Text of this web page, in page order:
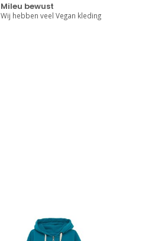
Mileu bewust
Wij hebben veel Vegan kleding